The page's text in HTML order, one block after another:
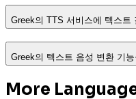
Greek의 TTS 서비스에 텍스트
Greek의 텍스트 음성 변환 기
More